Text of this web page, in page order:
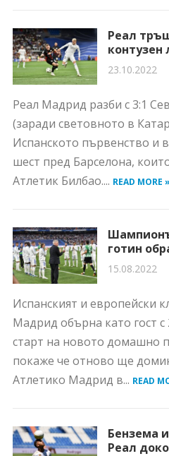
Реал
23.10.2022
Реал Мадрид разби с 3:1
(заради световното в
Испанското първенство и
шест пред Барселона,
Атлетик Билбао.... READ MORE »
готин
15.08.2022
Испанският и европейски
Мадрид обърна като гост
старт на новото домашно
покаже че отново ще
Атлетико Мадрид в... READ
Бензема
Реал